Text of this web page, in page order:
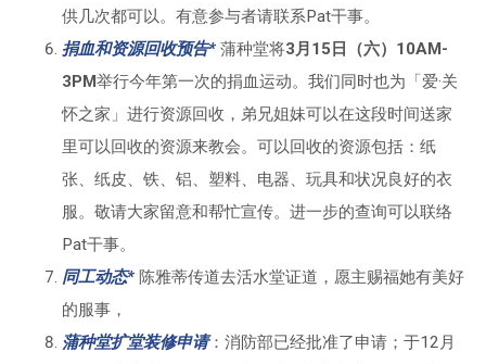
供几次都可以。有意参与者请联系Pat干事。
捐血和资源回收预告* 蒲种堂将3月15日（六）10AM-
3PM举行今年第一次的捐血运动。我们同时也为「爱·关
怀之家」进行资源回收，弟兄姐妹可以在这段时间送家
里可以回收的资源来教会。可以回收的资源包括：纸
张、纸皮、铁、铝、塑料、电器、玩具和状况良好的衣
服。敬请大家留意和帮忙宣传。进一步的查询可以联络
Pat干事。
同工动态*陈雅蒂传道去活水堂证道，愿主赐福她有美好
的服事，
蒲种堂扩堂装修申请：消防部已经批准了申请；于12月